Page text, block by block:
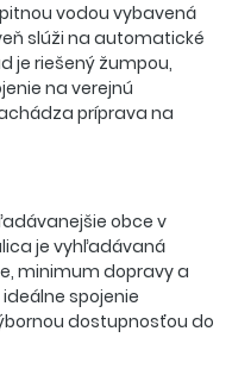
vodou vybavená
slúži na automatické
je riešený žumpou,
na verejnú
príprava na
obce v
je vyhľadávaná
minimum dopravy a
spojenie
dostupnosťou do